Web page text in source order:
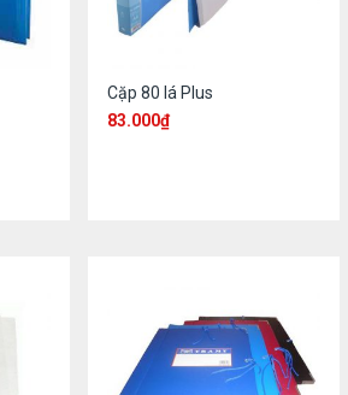
Cặp 80 lá Plus
83.000₫